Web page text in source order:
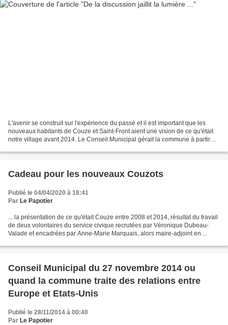
L'avenir se construit sur l'expérience du passé et il est important que les
nouveaux habitants de Couze et Saint-Front aient une vision de ce qu'était
notre village avant 2014. Le Conseil Municipal gérait la commune à partir
Cadeau pour les nouveaux Couzots
Publié le 04/04/2020 à 18:41
Par Le Papotier
... la présentation de ce qu'était Couze entre 2008 et 2014, résultat du travail
de deux volontaires du service civique recrutées par Véronique Dubeau-
Valade et encadrées par Anne-Marie Marquais, alors maire-adjoint en
Conseil Municipal du 27 novembre 2014 ou
quand la commune traite des relations entre
Europe et Etats-Unis
Publié le 28/11/2014 à 00:40
Par Le Papotier